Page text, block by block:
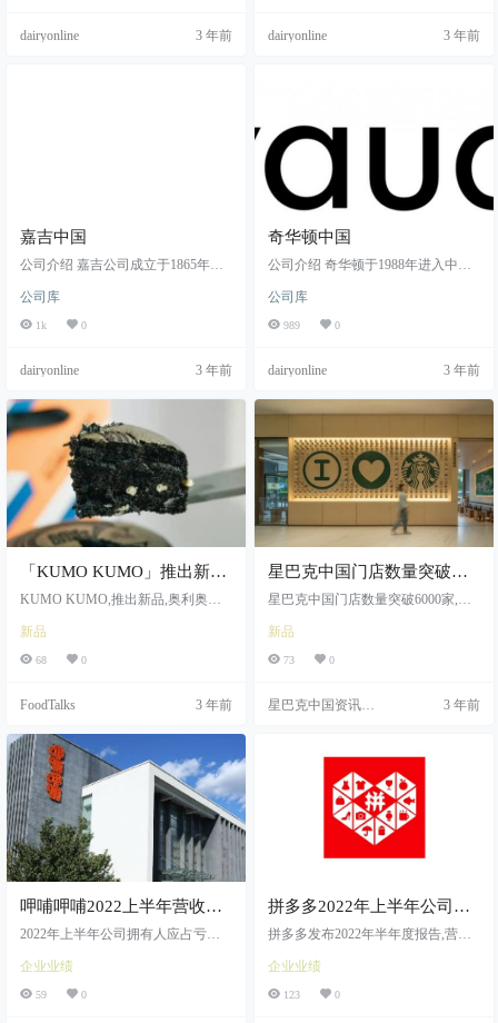
dairyonline 3 年前 dairyonline 3 年前
嘉吉中国
公司介绍 嘉吉公司成立于1865年，
产品及服务为一体的多元化跨国企
业集团。嘉吉公司业务覆盖全球70
国市场，中国总部位于上海。 嘉吉
链）、动物健康与营养、蛋白、淀
粉淀粉糖与增稠稳定、金属与船
运、贸易融资结算与风险管理。此
外，嘉吉中国也提供可可与巧克
力、工业产品、高品质食…
公司库
1k 0
dairyonline 3 年前
奇华顿中国
公司介绍 奇华顿于1988年进入中
顿食用香精香料（上海）有限公
司。 奇华顿向全球及当地的食品、
香料（上海）有限公司负责其在中
产和销售业务。 奇华顿在食用香精
风味两方面分类。健康饮食方面，
奇华顿的TasteSolutions®系列，从食
品的咸味、甜味、…
公司库
989 0
dairyonline 3 年前
「KUMO KUMO」推出新
品：奥利奥夹心芝士蛋糕
KUMO KUMO,推出新品,奥利奥夹
新品
68 0
FoodTalks 3 年前
星巴克中国门店数量突破
6000家！
星巴克中国门店数量突破6000家,星
新致敬全球首座“千店城市”
新品
73 0
星巴克中国资讯中
3 年前
呷哺呷哺2022上半年营收
21.56亿元，下半年将加速完
2022年上半年公司拥有人应占亏损
营收21.56亿元,呷哺呷哺发布2022年
中期业绩公告
企业业绩
59 0
拼多多2022年上半年公司营
收552.33亿元，去年同期为
拼多多发布2022年半年度报告,营收5
企业业绩
123 0